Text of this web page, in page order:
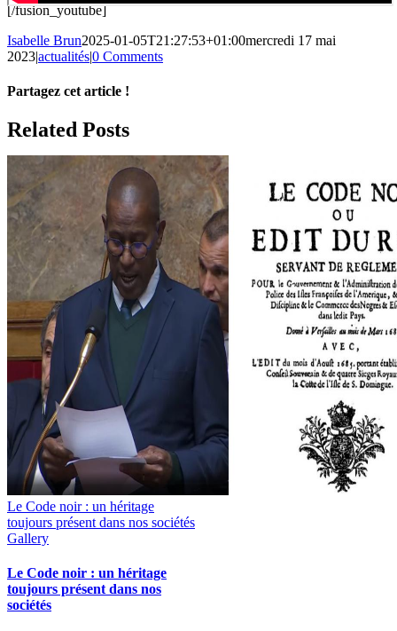
[/fusion_youtube]
Isabelle Brun2025-01-05T21:27:53+01:00mercredi 17 mai
2023|actualités|0 Comments
Partagez cet article !
Facebook
X
Reddit
LinkedIn
WhatsApp
Telegram
Tumblr
Pinterest
Vk
Xing
Email
Related Posts
Le Code noir : un héritage
toujours présent dans nos sociétés
Gallery
Le Code noir : un héritage
toujours présent dans nos
sociétés